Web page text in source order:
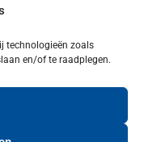
technologieën zoals
en/of te raadplegen.